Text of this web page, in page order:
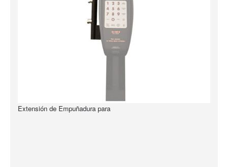
Extensión de Empuñadura para